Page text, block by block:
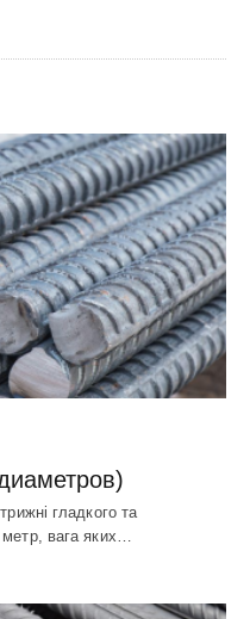
гладкого та
вага яких…